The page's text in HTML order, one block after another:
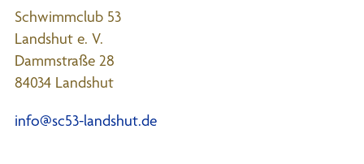
Schwimmclub 53
Landshut e. V.
Dammstraße 28
84034 Landshut
info@sc53-landshut.de